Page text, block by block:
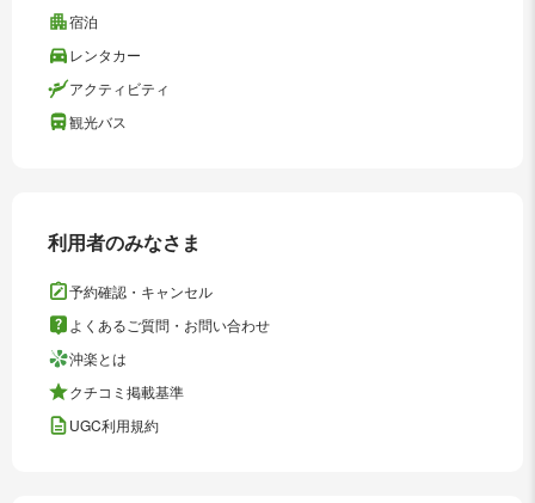
宿泊
レンタカー
アクティビティ
観光バス
利用者のみなさま
予約確認・キャンセル
よくあるご質問・お問い合わせ
沖楽とは
クチコミ掲載基準
UGC利用規約